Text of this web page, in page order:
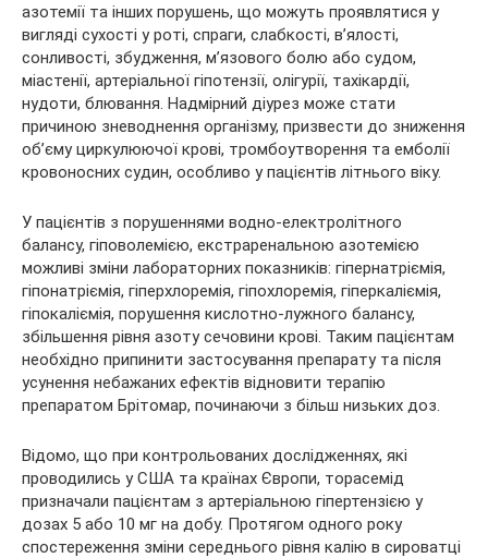
азотемії та інших порушень, що можуть проявлятися у
вигляді сухості у роті, спраги, слабкості, в’ялості,
сонливості, збудження, м’язового болю або судом,
міастенії, артеріальної гіпотензії, олігурії, тахікардії,
нудоти, блювання. Надмірний діурез може стати
причиною зневоднення організму, призвести до зниження
об’єму циркулюючої крові, тромбоутворення та емболії
кровоносних судин, особливо у пацієнтів літнього віку.
У пацієнтів з порушеннями водно-електролітного
балансу, гіповолемією, екстраренальною азотемією
можливі зміни лабораторних показників: гіпернатріємія,
гіпонатріємія, гіперхлоремія, гіпохлоремія, гіперкаліємія,
гіпокаліємія, порушення кислотно-лужного балансу,
збільшення рівня азоту сечовини крові. Таким пацієнтам
необхідно припинити застосування препарату та після
усунення небажаних ефектів відновити терапію
препаратом Брітомар, починаючи з більш низьких доз.
Відомо, що при контрольованих дослідженнях, які
проводились у США та країнах Європи, торасемід
призначали пацієнтам з артеріальною гіпертензією у
дозах 5 або 10 мг на добу. Протягом одного року
спостереження зміни середнього рівня калію в сироватці